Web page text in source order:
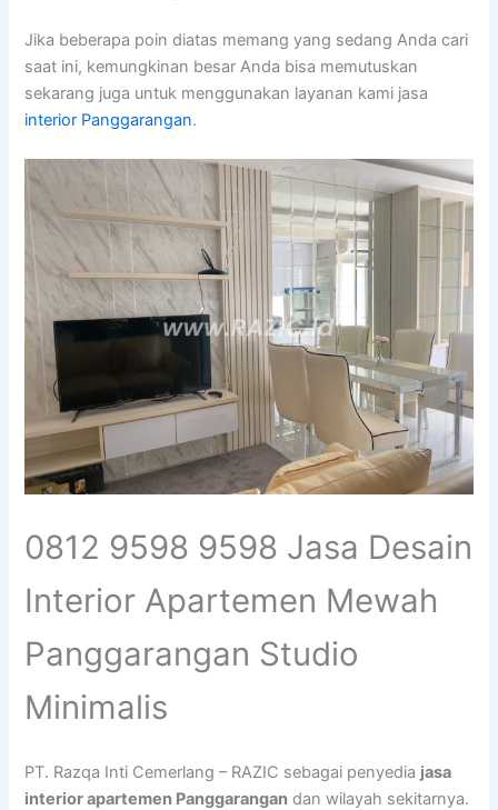
Jika beberapa poin diatas memang yang sedang Anda cari
saat ini, kemungkinan besar Anda bisa memutuskan
sekarang juga untuk menggunakan layanan kami jasa
interior Panggarangan.
0812 9598 9598 Jasa Desain
Interior Apartemen Mewah
Panggarangan Studio
Minimalis
PT. Razqa Inti Cemerlang – RAZIC sebagai penyedia jasa
interior apartemen Panggarangan dan wilayah sekitarnya.